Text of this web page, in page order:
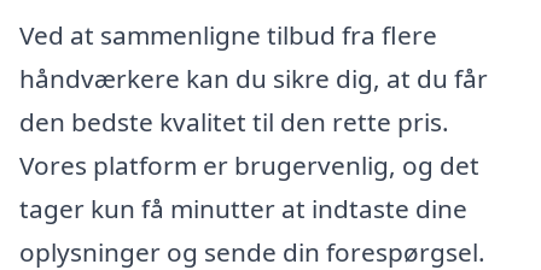
Ved at sammenligne tilbud fra flere
håndværkere kan du sikre dig, at du får
den bedste kvalitet til den rette pris.
Vores platform er brugervenlig, og det
tager kun få minutter at indtaste dine
oplysninger og sende din forespørgsel.